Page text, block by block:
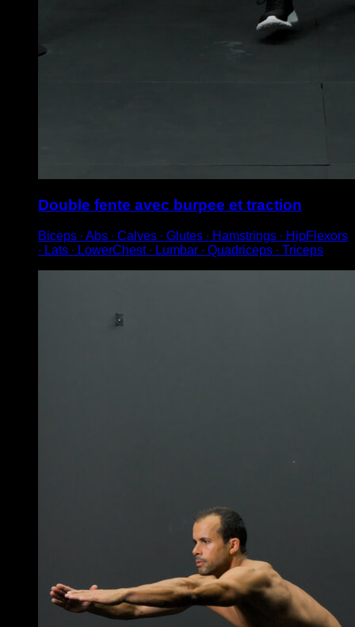
Double fente avec burpee et traction
Biceps ∙ Abs ∙ Calves ∙ Glutes ∙ Hamstrings ∙ HipFlexors
∙ Lats ∙ LowerChest ∙ Lumbar ∙ Quadriceps ∙ Triceps